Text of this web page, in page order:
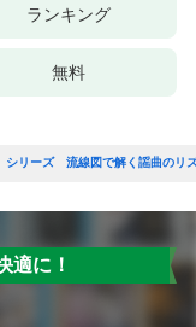
ランキング
無料
シリーズ 流線図で解く謡曲のリ
適に！